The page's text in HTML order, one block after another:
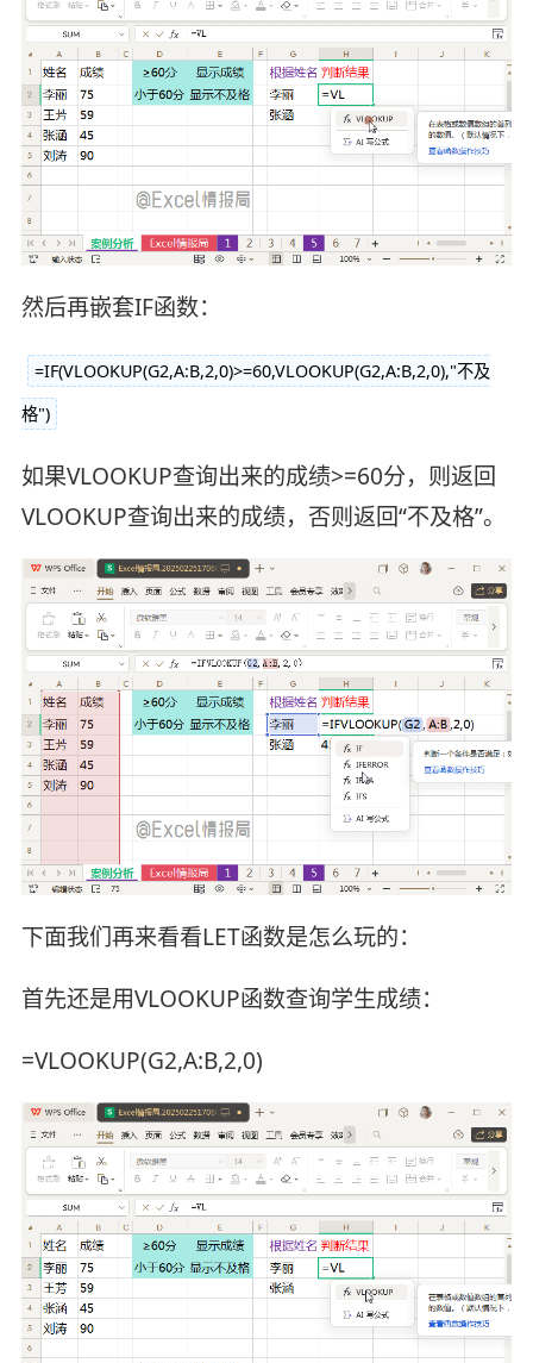
然后再嵌套IF函数：
=IF(VLOOKUP(G2,A:B,2,0)>=60,VLOOKUP(G2,A:B,2,0),"不及
格")
如果VLOOKUP查询出来的成绩>=60分，则返回
VLOOKUP查询出来的成绩，否则返回“不及格”。
下面我们再来看看LET函数是怎么玩的：
首先还是用VLOOKUP函数查询学生成绩：
=VLOOKUP(G2,A:B,2,0)